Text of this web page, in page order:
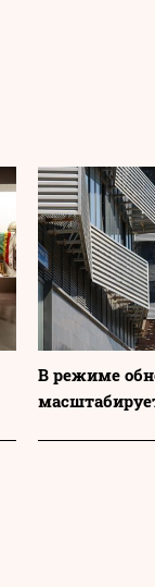
В режиме